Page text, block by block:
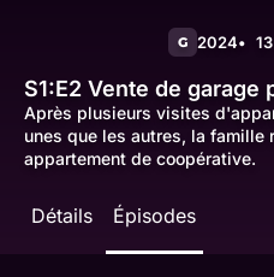
G 2024
S1:E2 Vente de garage
Après plusieurs visites
unes que les autres, la famille
appartement de coopérative.
Détails Épisodes